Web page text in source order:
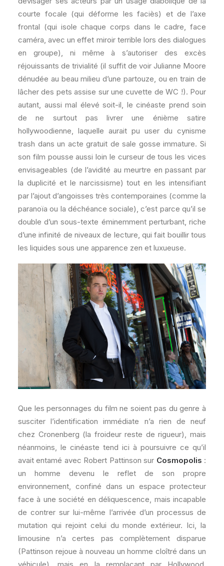
courte focale (qui déforme les faciès) et de l’axe
frontal (qui isole chaque corps dans le cadre, face
caméra, avec un effet miroir terrible lors des dialogues
en groupe), ni même à s’autoriser des excès
réjouissants de trivialité (il suffit de voir Julianne Moore
dénudée au beau milieu d’une partouze, ou en train de
lâcher des pets assise sur une cuvette de WC !). Pour
autant, aussi mal élevé soit-il, le cinéaste prend soin
de ne surtout pas livrer une énième satire
hollywoodienne, laquelle aurait pu user du cynisme
trash dans un acte gratuit de sale gosse immature. Si
son film pousse aussi loin le curseur de tous les vices
envisageables (de l’avidité au meurtre en passant par
la duplicité et le narcissisme) tout en les intensifiant
par l’ajout d’angoisses très contemporaines (comme la
paranoïa ou la déchéance sociale), c’est parce qu’il se
double d’un sous-texte éminemment perturbant, riche
d’une infinité de niveaux de lecture, qui fait bouillir tous
les liquides sous une apparence zen et luxueuse.
Que les personnages du film ne soient pas du genre à
susciter l’identification immédiate n’a rien de neuf
chez Cronenberg (la froideur reste de rigueur), mais
néanmoins, le cinéaste tend ici à poursuivre ce qu’il
avait entamé avec Robert Pattinson sur Cosmopolis :
un homme devenu le reflet de son propre
environnement, confiné dans un espace protecteur
face à une société en déliquescence, mais incapable
de contrer sur lui-même l’arrivée d’un processus de
mutation qui rejoint celui du monde extérieur. Ici, la
limousine n’a certes pas complètement disparue
(Pattinson rejoue à nouveau un homme cloîtré dans un